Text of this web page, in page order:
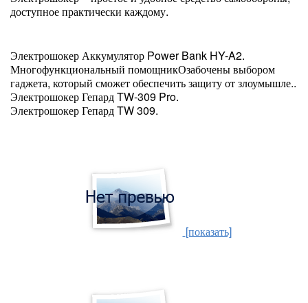
доступное практически каждому.
Электрошокер Аккумулятор Power Bank HY-A2.
Многофункциональный помощникОзабочены выбором
гаджета, который сможет обеспечить защиту от злоумышле..
Электрошокер Гепард TW-309 Pro.
Электрошокер Гепард TW 309.
[показать]